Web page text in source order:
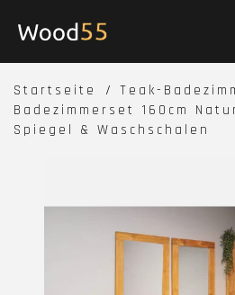
Startseite
Teak-
Badezimmerset 160cm
Spiegel & Waschschalen